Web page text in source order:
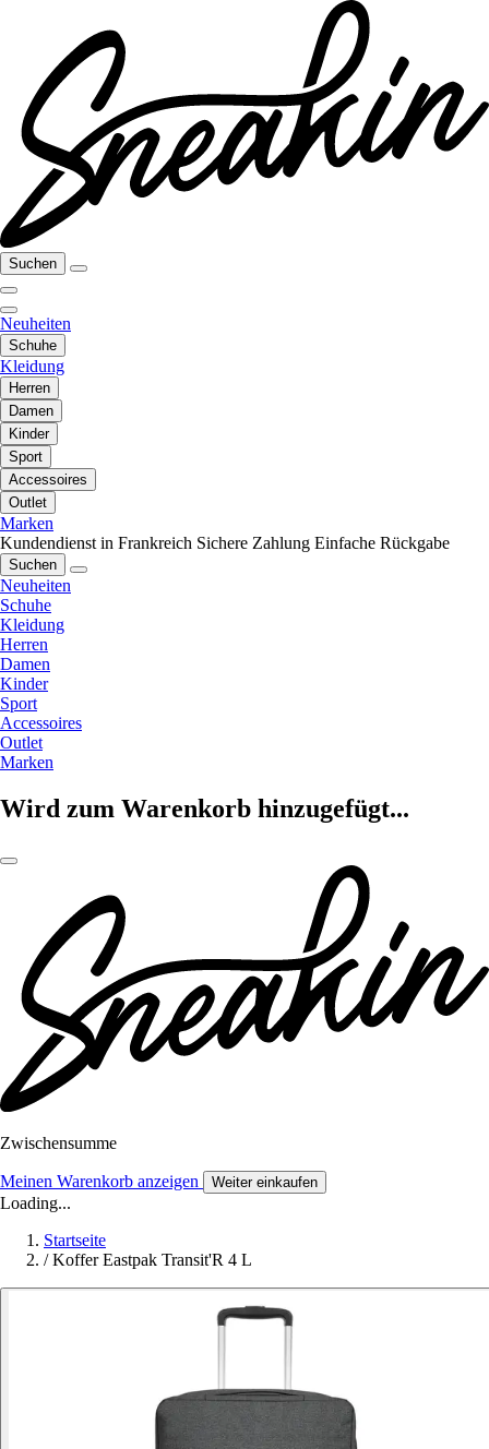
Suchen
Neuheiten
Schuhe
Kleidung
Herren
Damen
Kinder
Sport
Accessoires
Outlet
Marken
Kundendienst in Frankreich Sichere Zahlung Einfache Rückgabe
Suchen
Neuheiten
Schuhe
Kleidung
Herren
Damen
Kinder
Sport
Accessoires
Outlet
Marken
Wird zum Warenkorb hinzugefügt...
Zwischensumme
Meinen Warenkorb anzeigen Weiter einkaufen
Loading...
Startseite
/ Koffer Eastpak Transit'R 4 L